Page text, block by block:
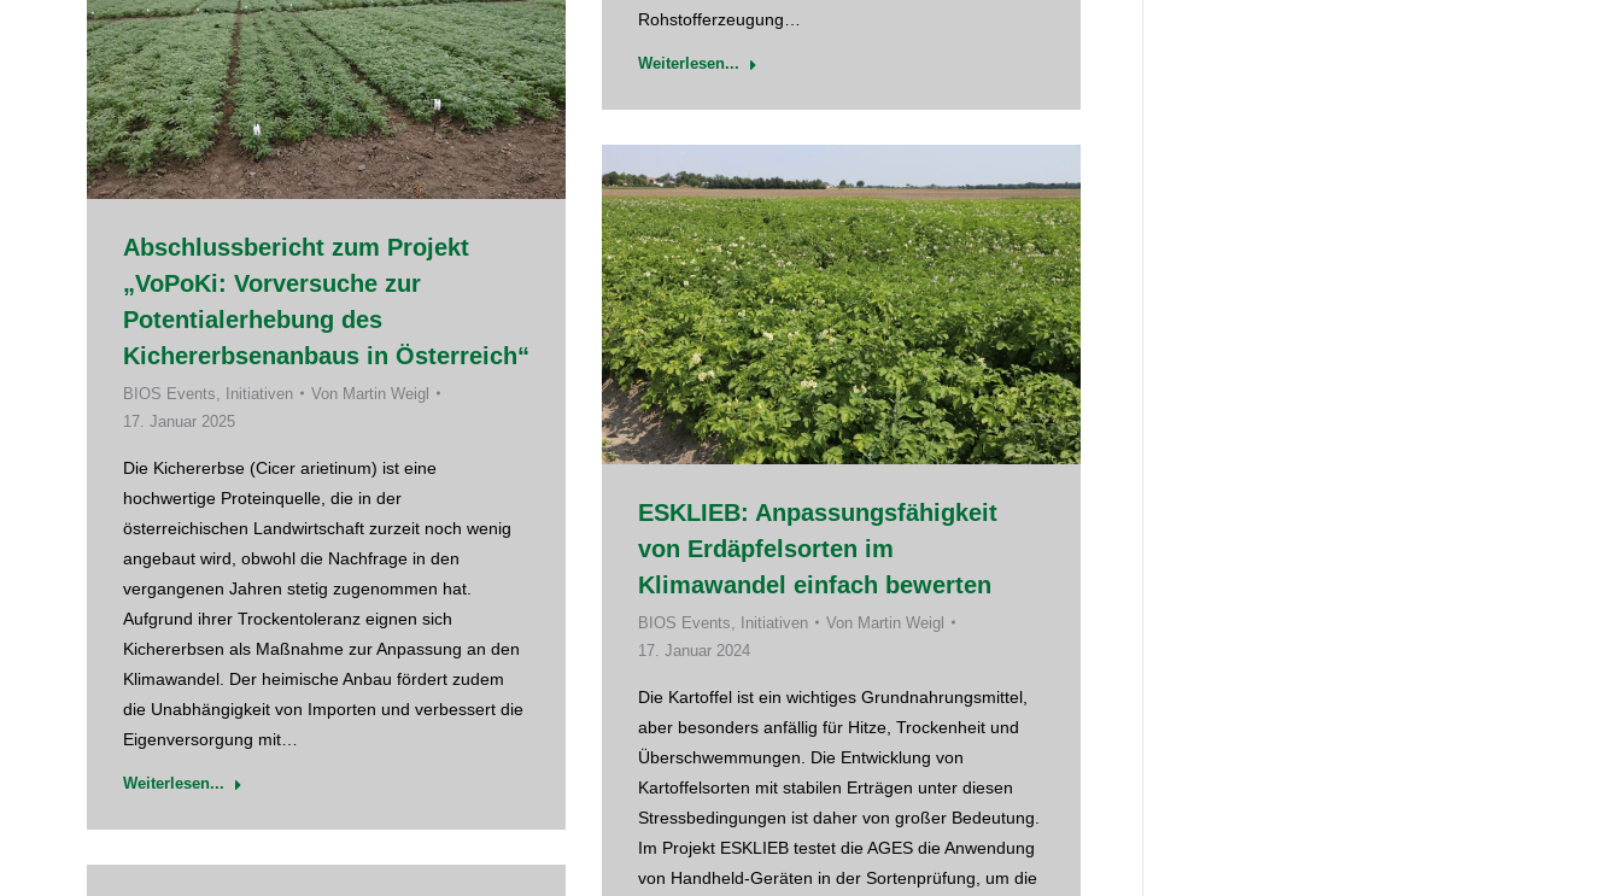
Rohstofferzeugung…
Weiterlesen...
Abschlussbericht zum Projekt
„VoPoKi: Vorversuche zur
Potentialerhebung des
Kichererbsenanbaus in Österreich“
BIOS Events Initiativen Von Martin Weigl
17. Januar 2025
Die Kichererbse (Cicer arietinum) ist eine
hochwertige Proteinquelle, die in der
österreichischen Landwirtschaft zurzeit noch wenig
angebaut wird, obwohl die Nachfrage in den
vergangenen Jahren stetig zugenommen hat.
Aufgrund ihrer Trockentoleranz eignen sich
Kichererbsen als Maßnahme zur Anpassung an den
Klimawandel. Der heimische Anbau fördert zudem
die Unabhängigkeit von Importen und verbessert die
Eigenversorgung mit…
Weiterlesen...
ESKLIEB: Anpassungsfähigkeit
von Erdäpfelsorten im
Klimawandel einfach bewerten
BIOS Events Initiativen Von Martin Weigl
17. Januar 2024
Die Kartoffel ist ein wichtiges Grundnahrungsmittel,
aber besonders anfällig für Hitze, Trockenheit und
Überschwemmungen. Die Entwicklung von
Kartoffelsorten mit stabilen Erträgen unter diesen
Stressbedingungen ist daher von großer Bedeutung.
Im Projekt ESKLIEB testet die AGES die Anwendung
von Handheld-Geräten in der Sortenprüfung, um die